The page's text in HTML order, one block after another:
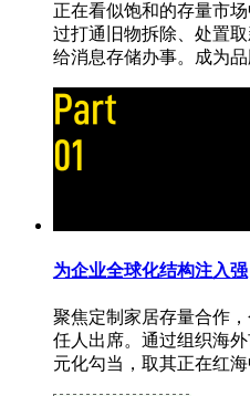
正在看似饱和的存量市
过打通旧物拆除、处置
给消息存储办事。成为
为企业全球化结构注入强
聚焦定制家居存量合作
任人出席。通过组织海
元化勾当，取其正在红